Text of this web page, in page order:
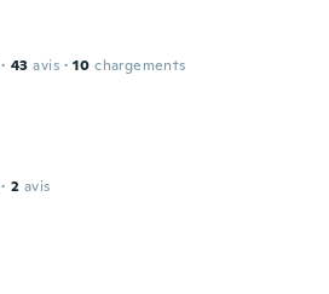
· 43 avis · 10 chargements
· 2 avis